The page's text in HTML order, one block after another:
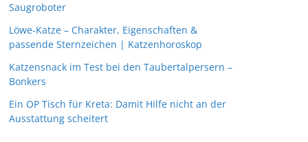
Saugroboter
Löwe-Katze – Charakter, Eigenschaften &
passende Sternzeichen | Katzenhoroskop
Katzensnack im Test bei den Taubertalpersern –
Bonkers
Ein OP Tisch für Kreta: Damit Hilfe nicht an der
Ausstattung scheitert